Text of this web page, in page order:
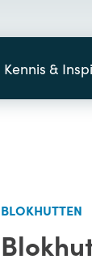
Kennis &
BLOKHUTTEN